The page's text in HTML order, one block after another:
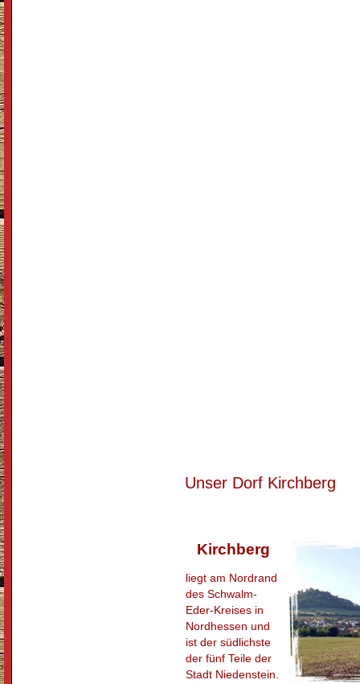
Unser Dorf Kirchberg
Kirchberg
liegt am Nordrand
des Schwalm-
Eder-Kreises in
Nordhessen und
ist der südlichste
der fünf Teile der
Stadt Niedenstein.